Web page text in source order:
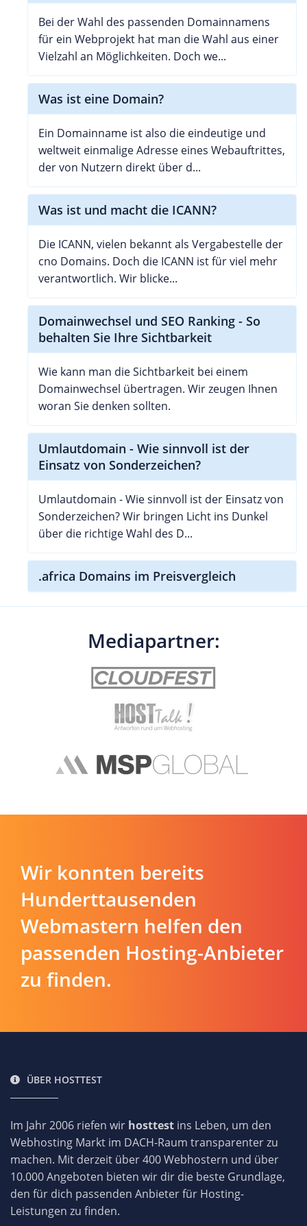
Bei der Wahl des passenden Domainnamens
für ein Webprojekt hat man die Wahl aus einer
Vielzahl an Möglichkeiten. Doch we...
Was ist eine Domain?
Ein Domainname ist also die eindeutige und
weltweit einmalige Adresse eines Webauftrittes,
der von Nutzern direkt über d...
Was ist und macht die ICANN?
Die ICANN, vielen bekannt als Vergabestelle der
cno Domains. Doch die ICANN ist für viel mehr
verantwortlich. Wir blicke...
Domainwechsel und SEO Ranking - So
behalten Sie Ihre Sichtbarkeit
Wie kann man die Sichtbarkeit bei einem
Domainwechsel übertragen. Wir zeugen Ihnen
woran Sie denken sollten.
Umlautdomain - Wie sinnvoll ist der
Einsatz von Sonderzeichen?
Umlautdomain - Wie sinnvoll ist der Einsatz von
Sonderzeichen? Wir bringen Licht ins Dunkel
über die richtige Wahl des D...
.africa Domains im Preisvergleich
Mediapartner:
Wir konnten bereits
Hunderttausenden
Webmastern helfen den
passenden Hosting-Anbieter
zu finden.
ÜBER HOSTTEST
Im Jahr 2006 riefen wir hosttest ins Leben, um den
Webhosting Markt im DACH-Raum transparenter zu
machen. Mit derzeit über 400 Webhostern und über
10.000 Angeboten bieten wir dir die beste Grundlage,
den für dich passenden Anbieter für Hosting-
Leistungen zu finden.